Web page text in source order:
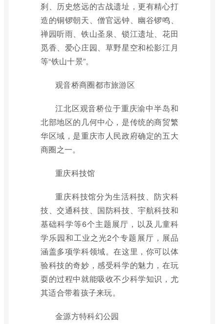
刹、历史悠远的古战遗址，更有精心打
造的铜锣朝天、僧官远钟、幽谷锣鸣、
禅园听雨、铁山圣泉、锁江遗址、花田
觅香、爱心庄园、草野星空和松影江月
等“铁山十景”。
观音桥商圈都市旅游区
江北区观音桥位于重庆渝中半岛和
北部地区的几何中心，是传统的商贸繁
华区域，是重庆市人民政府确定的五大
商圈之一。
重庆科技馆
重庆科技馆分为生活科技、防灾科
技、交通科技、国防科技、宇航科技和
基础科学等6个主题展厅，以及儿童科
学乐园和工业之光2个专题展厅，展品
涵盖多项学科领域。在这里，你可以体
验科技的奇妙，感受科学的魅力，在玩
耍的过程中就能吸收不少科学知识，尤
其适合带着孩子来玩。
金源方特科幻公园